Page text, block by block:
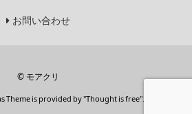
お問い合わせ
© モアクリ
Theme is provided by "Thought is free".